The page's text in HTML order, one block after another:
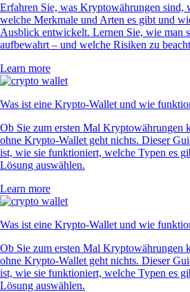
Erfahren Sie, was Kryptowährungen sind,
welche Merkmale und Arten es gibt und
Ausblick entwickelt. Lernen Sie, wie man
aufbewahrt – und welche Risiken zu
Learn more
Was ist eine Krypto-Wallet und wie
Ob Sie zum ersten Mal Kryptowährungen
ohne Krypto-Wallet geht nichts. Dieser
ist, wie sie funktioniert, welche Typen es
Lösung auswählen.
Learn more
Was ist eine Krypto-Wallet und wie
Ob Sie zum ersten Mal Kryptowährungen
ohne Krypto-Wallet geht nichts. Dieser
ist, wie sie funktioniert, welche Typen es
Lösung auswählen.